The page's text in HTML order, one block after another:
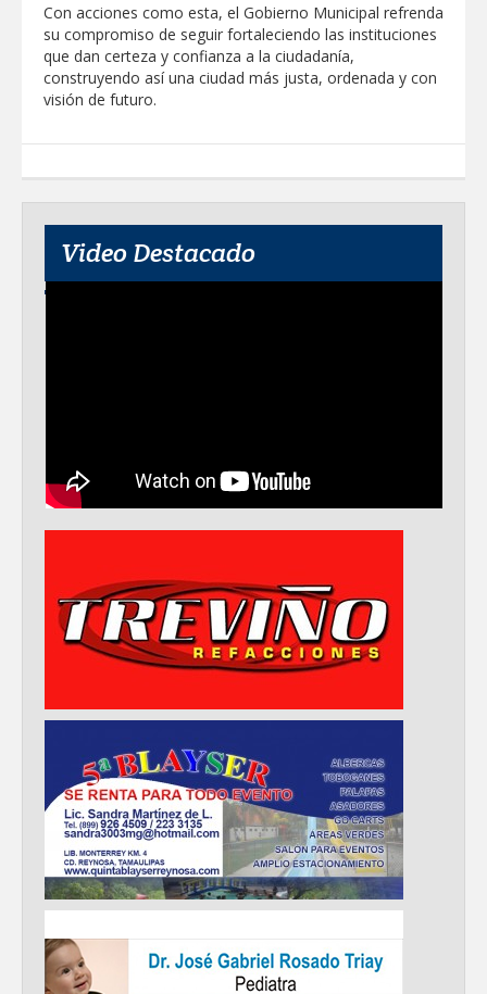
Con acciones como esta, el Gobierno Municipal refrenda
su compromiso de seguir fortaleciendo las instituciones
que dan certeza y confianza a la ciudadanía,
construyendo así una ciudad más justa, ordenada y con
visión de futuro.
Video Destacado